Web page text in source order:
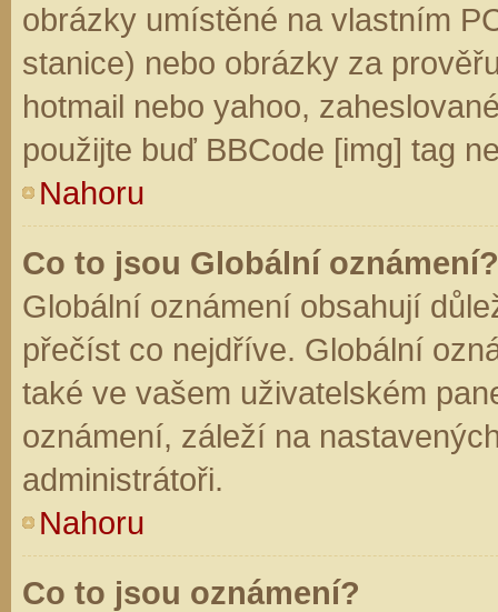
obrázky umístěné na vlastním
stanice) nebo obrázky za
hotmail nebo yahoo,
použijte buď BBCode [img] tag
Nahoru
Co to jsou Globální oznámení?
Globální oznámení obsahují
přečíst co nejdříve. Globální
také ve vašem uživatelském
oznámení, záleží na
administrátoři.
Nahoru
Co to jsou oznámení?